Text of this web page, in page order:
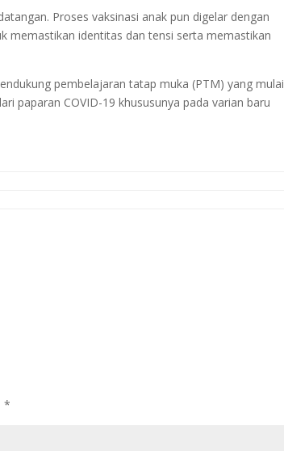
Proses vaksinasi anak pun digelar dengan
memastikan identitas dan tensi serta memastikan
pembelajaran tatap muka (PTM) yang mulai
paparan COVID-19 khususunya pada varian baru
*